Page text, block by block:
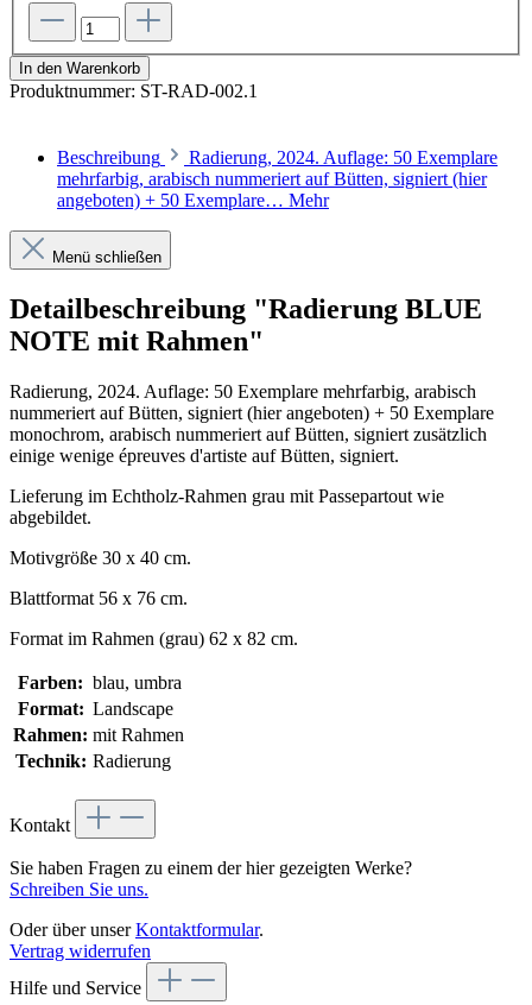
In den Warenkorb
Produktnummer: ST-RAD-002.1
Beschreibung
Radierung, 2024. Auflage: 50 Exemplare
mehrfarbig, arabisch nummeriert auf Bütten, signiert (hier
angeboten) + 50 Exemplare… Mehr
Menü schließen
Detailbeschreibung "Radierung BLUE
NOTE mit Rahmen"
Radierung, 2024. Auflage: 50 Exemplare mehrfarbig, arabisch
nummeriert auf Bütten, signiert (hier angeboten) + 50 Exemplare
monochrom, arabisch nummeriert auf Bütten, signiert zusätzlich
einige wenige épreuves d'artiste auf Bütten, signiert.
Lieferung im Echtholz-Rahmen grau mit Passepartout wie
abgebildet.
Motivgröße 30 x 40 cm.
Blattformat 56 x 76 cm.
Format im Rahmen (grau) 62 x 82 cm.
Farben: blau, umbra
Format: Landscape
Rahmen: mit Rahmen
Technik: Radierung
Kontakt
Sie haben Fragen zu einem der hier gezeigten Werke?
Schreiben Sie uns.
Oder über unserKontaktformular.
Vertrag widerrufen
Hilfe und Service